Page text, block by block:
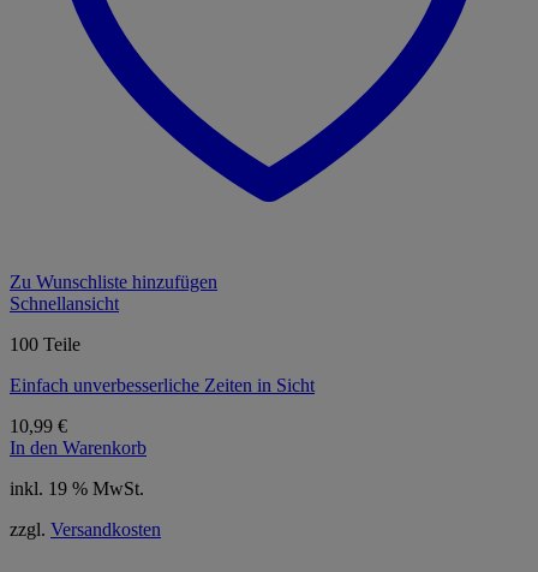
Zu Wunschliste hinzufügen
Schnellansicht
100 Teile
Einfach unverbesserliche Zeiten in Sicht
10,99 €
In den Warenkorb
inkl. 19 % MwSt.
zzgl. Versandkosten